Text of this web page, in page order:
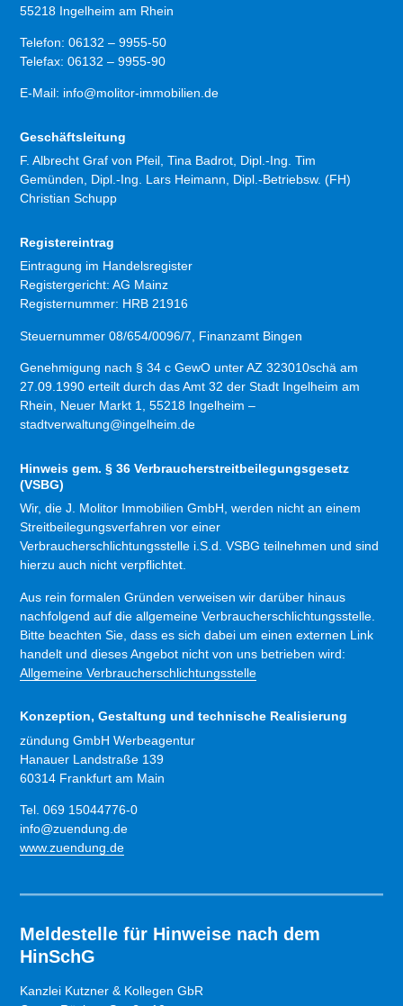
55218 Ingelheim am Rhein
Telefon: 06132 – 9955-50
Telefax: 06132 – 9955-90
E-Mail: info@molitor-immobilien.de
Geschäftsleitung
F. Albrecht Graf von Pfeil, Tina Badrot, Dipl.-Ing. Tim
Gemünden, Dipl.-Ing. Lars Heimann, Dipl.-Betriebsw. (FH)
Christian Schupp
Registereintrag
Eintragung im Handelsregister
Registergericht: AG Mainz
Registernummer: HRB 21916
Steuernummer 08/654/0096/7, Finanzamt Bingen
Genehmigung nach § 34 c GewO unter AZ 323010schä am
27.09.1990 erteilt durch das Amt 32 der Stadt Ingelheim am
Rhein, Neuer Markt 1, 55218 Ingelheim –
stadtverwaltung@ingelheim.de
Hinweis gem. § 36 Verbraucherstreitbeilegungsgesetz
(VSBG)
Wir, die J. Molitor Immobilien GmbH, werden nicht an einem
Streitbeilegungsverfahren vor einer
Verbraucherschlichtungsstelle i.S.d. VSBG teilnehmen und sind
hierzu auch nicht verpflichtet.
Aus rein formalen Gründen verweisen wir darüber hinaus
nachfolgend auf die allgemeine Verbraucherschlichtungsstelle.
Bitte beachten Sie, dass es sich dabei um einen externen Link
handelt und dieses Angebot nicht von uns betrieben wird:
Allgemeine Verbraucherschlichtungsstelle
Konzeption, Gestaltung und technische Realisierung
zündung GmbH Werbeagentur
Hanauer Landstraße 139
60314 Frankfurt am Main
Tel. 069 15044776-0
info@zuendung.de
www.zuendung.de
Meldestelle für Hinweise nach dem
HinSchG
Kanzlei Kutzner & Kollegen GbR